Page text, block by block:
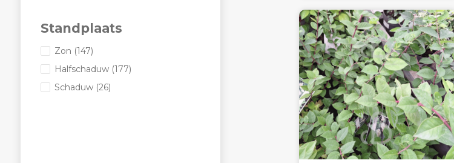
Standplaats
Zon (147)
Halfschaduw (177)
Schaduw (26)